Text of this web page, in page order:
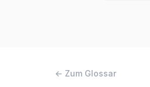
← Zum Glossar